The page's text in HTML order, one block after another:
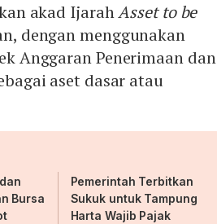
akad IjarahAsset to be
dengan menggunakan
Anggaran Penerimaan dan
aset dasar atau
Bursa
Pemerintah Terbitkan
Sukuk untuk Tampung
Harta Wajib Pajak